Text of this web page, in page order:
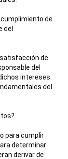
cumplimiento de
del
de
del
intereses
del
para cumplir
determinar
derivar de